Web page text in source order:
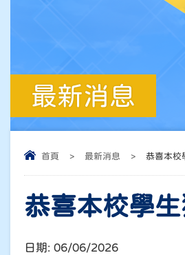
最新消息
首頁 > 最新消息 > 恭喜本校
恭喜本校學
日期: 06/06/2026